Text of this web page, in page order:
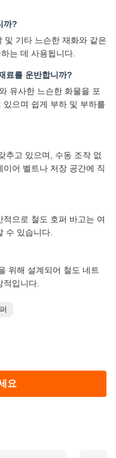
유사한 느슨한 화물을 포
으며 쉽게 부하 및 부하를
고 있으며, 수동 조작 없
으로 철도 호퍼 바고는 여
위해 설계되어 철도 네트
입니다.